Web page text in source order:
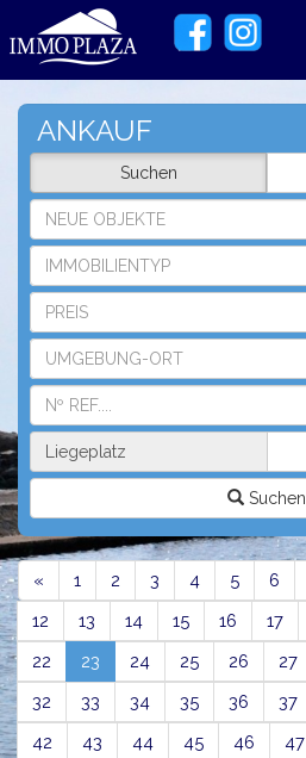
ANKAUF
Suchen
NEUE OBJEKTE
IMMOBILIENTYP
PREIS
UMGEBUNG-ORT
Liegeplatz
Suchen
« Previous
1 2 3 4 5 6
12
13 14 15 16 17
22
23 (current)
24 25 26 27
32
33 34 35 36 37
42
43 44 45 46 47